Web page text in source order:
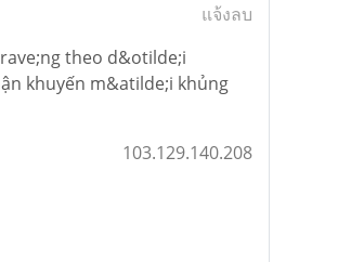
แจ้งลบ
theo d&otilde;i
khuyến m&atilde;i khủng
103.129.140.208